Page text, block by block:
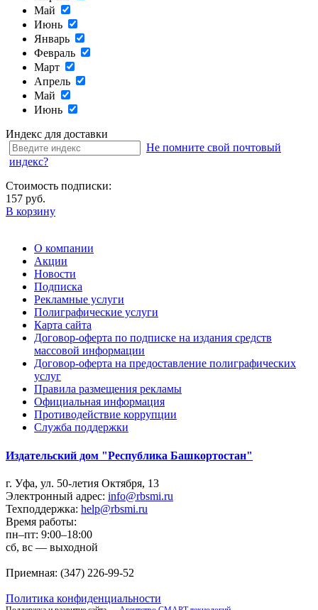
Май
Июнь
Январь
Февраль
Март
Апрель
Май
Июнь
Индекс для доставки
Не помните свой почтовый
индекс?
Стоимость подписки:
157 руб.
В корзину
О компании
Акции
Новости
Подписка
Рекламные услуги
Полиграфические услуги
Карта сайта
Договор-оферта по подписке на издания средств
массовой информации
Договор-оферта на предоставление полиграфических
услуг
Правила размещения рекламы
Официальная информация
Противодействие коррупции
Cлужба поддержки
Издательский дом "Республика Башкортостан"
г. Уфа, ул. 50-летия Октября, 13
Электронный адрес: info@rbsmi.ru
Техподдержка: help@rbsmi.ru
Время работы:
пн–пт: 9:00–18:00
сб, вс — выходной
Приемная: (347) 226-99-52
Политика конфиденциальности